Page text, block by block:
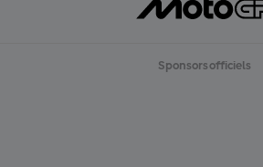
Sponsors officiels